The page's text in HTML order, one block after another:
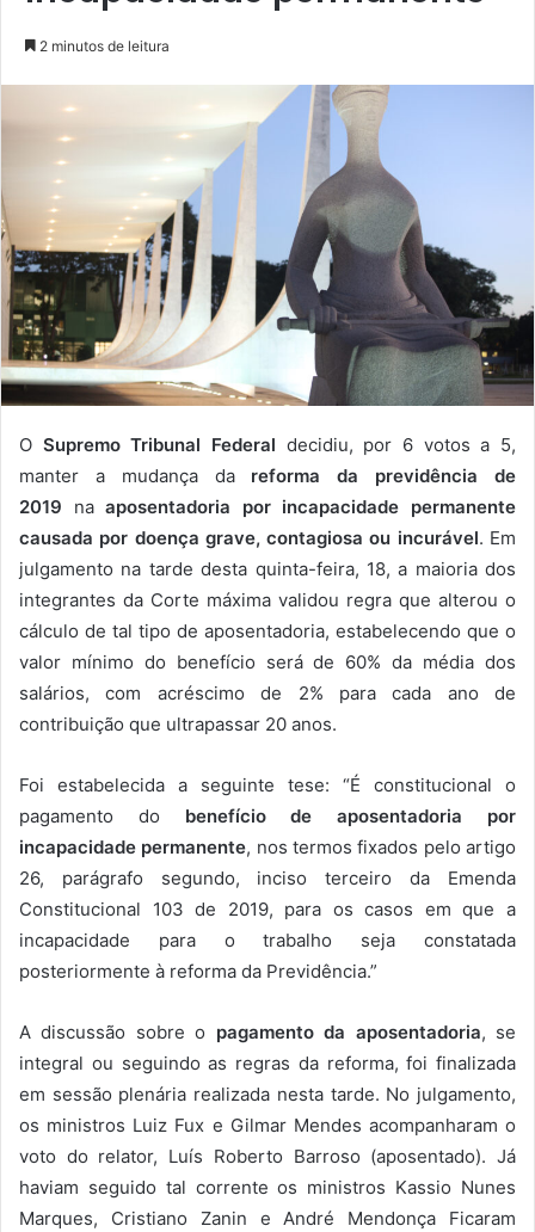
2 minutos de leitura
O Supremo Tribunal Federal decidiu, por 6 votos a 5,
manter a mudança da reforma da previdência de
2019 naaposentadoria por incapacidade permanente
causada por doença grave, contagiosa ou incurável. Em
julgamento na tarde desta quinta-feira, 18, a maioria dos
integrantes da Corte máxima validou regra que alterou o
cálculo de tal tipo de aposentadoria, estabelecendo que o
valor mínimo do benefício será de 60% da média dos
salários, com acréscimo de 2% para cada ano de
contribuição que ultrapassar 20 anos.
Foi estabelecida a seguinte tese: “É constitucional o
pagamento do benefício de aposentadoria por
incapacidade permanente, nos termos fixados pelo artigo
26, parágrafo segundo, inciso terceiro da Emenda
Constitucional 103 de 2019, para os casos em que a
incapacidade para o trabalho seja constatada
posteriormente à reforma da Previdência.”
A discussão sobre o pagamento da aposentadoria, se
integral ou seguindo as regras da reforma, foi finalizada
em sessão plenária realizada nesta tarde. No julgamento,
os ministros Luiz Fux e Gilmar Mendes acompanharam o
voto do relator, Luís Roberto Barroso (aposentado). Já
haviam seguido tal corrente os ministros Kassio Nunes
Marques, Cristiano Zanin e André Mendonça Ficaram